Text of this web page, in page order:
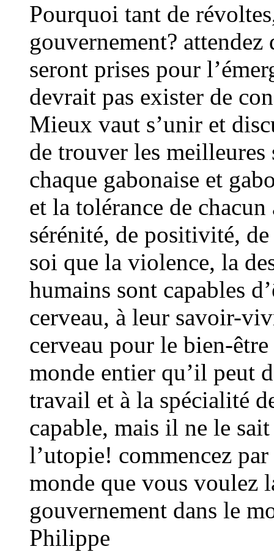
Pourquoi tant de
gouvernement?
seront prises pour
devrait pas exister de
Mieux vaut s’unir et
de trouver les
chaque gabonaise et
et la tolérance de
sérénité, de positivité,
soi que la violence, la
humains sont capables
cerveau, à leur savoir-
cerveau pour le bien-
monde entier qu’il peut
travail et à la spécialité
capable, mais il ne le sait
l’utopie! commencez
monde que vous voulez
gouvernement dans le
Philippe